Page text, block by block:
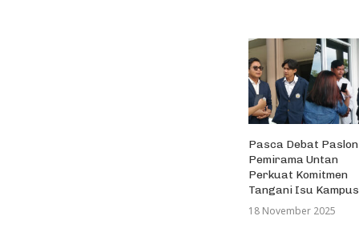
Pasca Debat Paslon
Pemirama Untan
Perkuat Komitmen
Tangani Isu Kampus
18 November 2025